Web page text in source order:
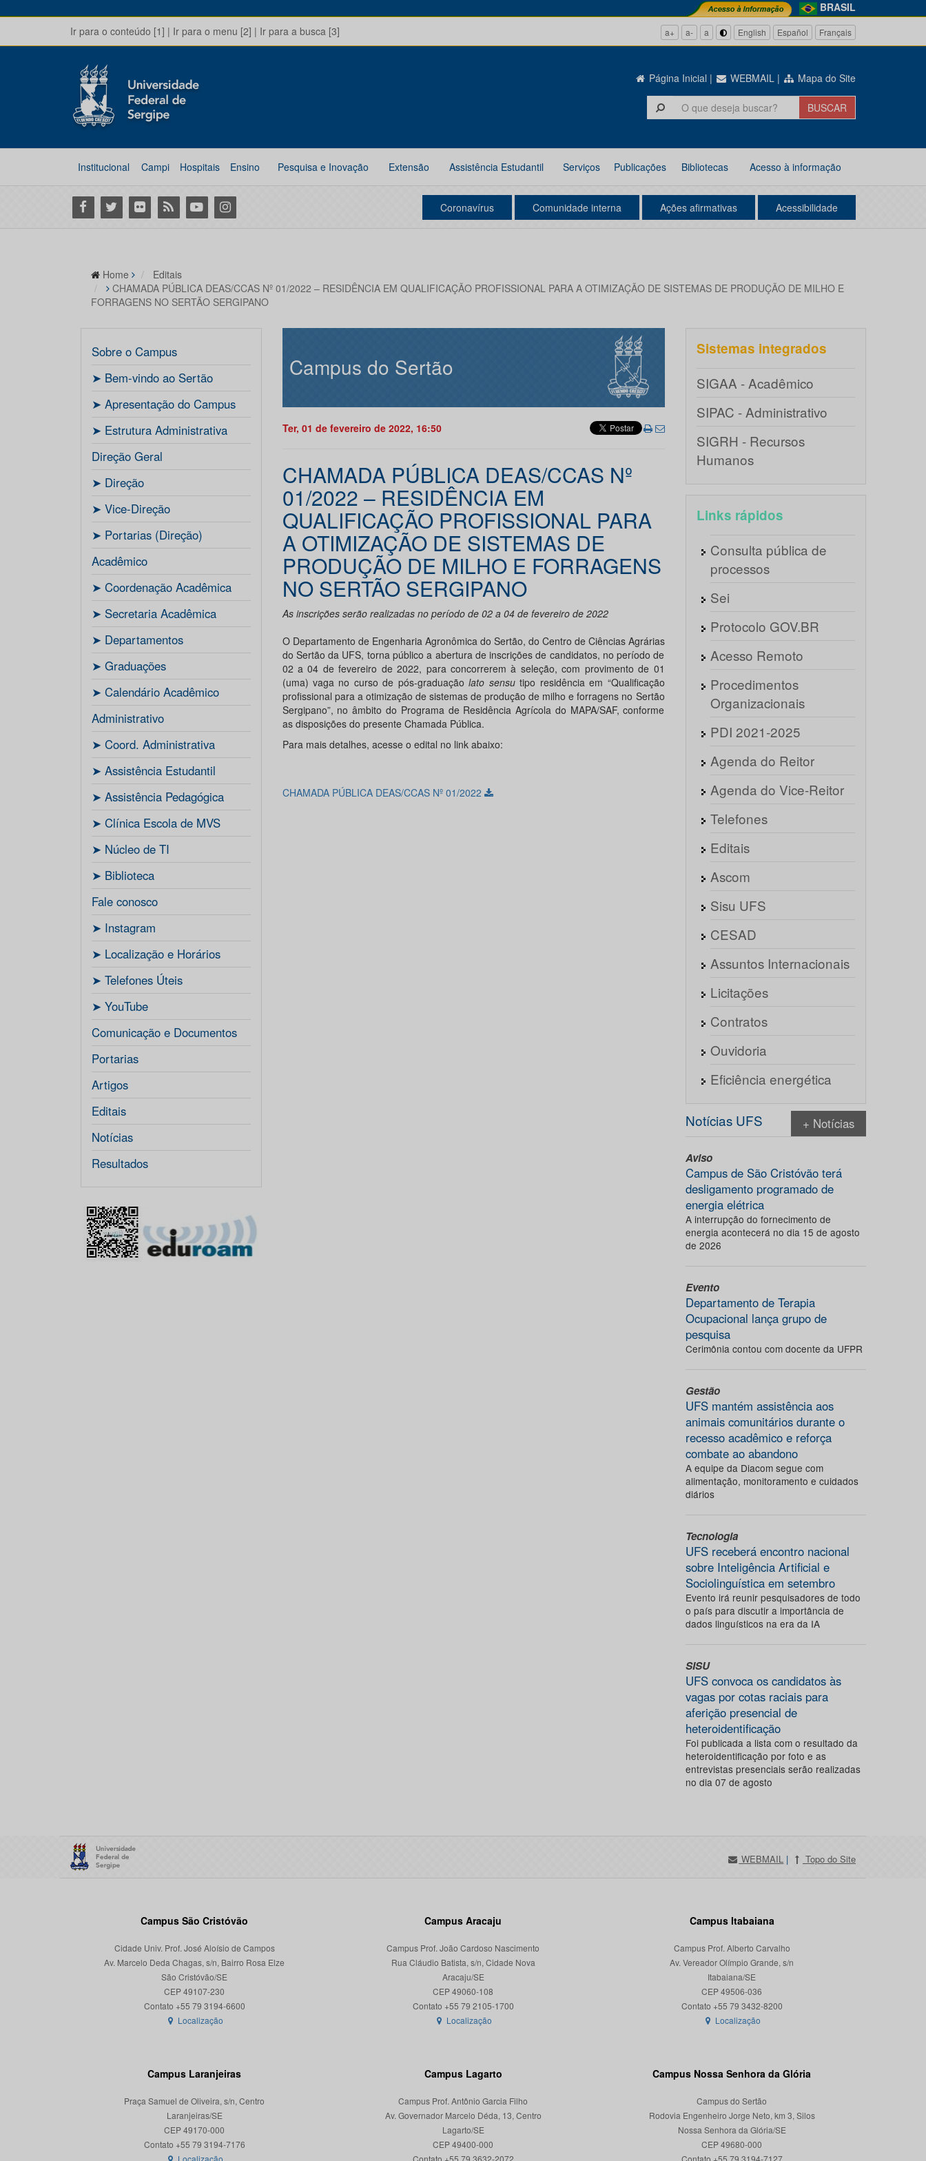
BRASIL
Ir para o conteúdo [1] | Ir para o menu [2] | Ir para a busca [3] a+ a- a English Español Français
Página Inicial | WEBMAIL | Mapa do Site
Institucional Campi Hospitais Ensino Pesquisa e Inovação Extensão Assistência Estudantil Serviços Publicações Bibliotecas Acesso à informação
Facebook
Twitter Flickr RSS YoutubeInstagram Coronavírus Comunidade interna Ações afirmativas Acessibilidade
Home
Editais
CHAMADA PÚBLICA DEAS/CCAS Nº 01/2022 – RESIDÊNCIA EM QUALIFICAÇÃO PROFISSIONAL PARA A OTIMIZAÇÃO DE SISTEMAS DE PRODUÇÃO DE MILHO E
FORRAGENS NO SERTÃO SERGIPANO
Sobre o Campus
ㅤ➤ Bem-vindo ao Sertão
ㅤ➤ Apresentação do Campus
ㅤ➤ Estrutura Administrativa
Direção Geral
ㅤ➤ Direção
ㅤ➤ Vice-Direção
ㅤ➤ Portarias (Direção)
Acadêmico
ㅤ➤ Coordenação Acadêmica
ㅤㅤ➤ Secretaria Acadêmica
ㅤ➤ Departamentos
ㅤ➤ Graduações
ㅤ➤ Calendário Acadêmico
Administrativo
ㅤ➤ Coord. Administrativa
ㅤ➤ Assistência Estudantil
ㅤ➤ Assistência Pedagógica
ㅤ➤ Clínica Escola de MVS
ㅤ➤ Núcleo de TI
ㅤ➤ Biblioteca
Fale conosco
ㅤ➤ Instagram
ㅤ➤ Localização e Horários
ㅤ➤ Telefones Úteis
ㅤ➤ YouTube
Comunicação e Documentos
Portarias
Artigos
Editais
Notícias
Resultados
Campus do Sertão
Ter, 01 de fevereiro de 2022, 16:50
CHAMADA PÚBLICA DEAS/CCAS Nº
01/2022 – RESIDÊNCIA EM
QUALIFICAÇÃO PROFISSIONAL PARA
A OTIMIZAÇÃO DE SISTEMAS DE
PRODUÇÃO DE MILHO E FORRAGENS
NO SERTÃO SERGIPANO
As inscrições serão realizadas no período de 02 a 04 de fevereiro de 2022
O Departamento de Engenharia Agronômica do Sertão, do Centro de Ciências Agrárias
do Sertão da UFS, torna público a abertura de inscrições de candidatos, no período de
02 a 04 de fevereiro de 2022, para concorrerem à seleção, com provimento de 01
(uma) vaga no curso de pós-graduaçãolato sensutipo residência em “Qualificação
profissional para a otimização de sistemas de produção de milho e forragens no Sertão
Sergipano”, no âmbito do Programa de Residência Agrícola do MAPA/SAF, conforme
as disposições do presente Chamada Pública.
Para mais detalhes, acesse o edital no link abaixo:
CHAMADA PÚBLICA DEAS/CCAS Nº 01/2022
Sistemas integrados
SIGAA - Acadêmico
SIPAC - Administrativo
SIGRH - Recursos
Humanos
Links rápidos
Consulta pública de
processos
Sei
Protocolo GOV.BR
Acesso Remoto
Procedimentos
Organizacionais
PDI 2021-2025
Agenda do Reitor
Agenda do Vice-Reitor
Telefones
Editais
Ascom
Sisu UFS
CESAD
Assuntos Internacionais
Licitações
Contratos
Ouvidoria
Eficiência energética
Notícias UFS + Notícias
Aviso
Campus de São Cristóvão terá
desligamento programado de
energia elétrica
A interrupção do fornecimento de
energia acontecerá no dia 15 de agosto
de 2026
Evento
Departamento de Terapia
Ocupacional lança grupo de
pesquisa
Cerimônia contou com docente da UFPR
Gestão
UFS mantém assistência aos
animais comunitários durante o
recesso acadêmico e reforça
combate ao abandono
A equipe da Diacom segue com
alimentação, monitoramento e cuidados
diários
Tecnologia
UFS receberá encontro nacional
sobre Inteligência Artificial e
Sociolinguística em setembro
Evento irá reunir pesquisadores de todo
o país para discutir a importância de
dados linguísticos na era da IA
SISU
UFS convoca os candidatos às
vagas por cotas raciais para
aferição presencial de
heteroidentificação
Foi publicada a lista com o resultado da
heteroidentificação por foto e as
entrevistas presenciais serão realizadas
no dia 07 de agosto
WEBMAIL | Topo do Site
Campus São Cristóvão
Cidade Univ. Prof. José Aloísio de Campos
Av. Marcelo Deda Chagas, s/n, Bairro Rosa Elze
São Cristóvão/SE
CEP 49107-230
Localização
Campus Aracaju
Campus Prof. João Cardoso Nascimento
Rua Cláudio Batista, s/n, Cidade Nova
Aracaju/SE
CEP 49060-108
Localização
Campus Itabaiana
Campus Prof. Alberto Carvalho
Av. Vereador Olímpio Grande, s/n
Itabaiana/SE
CEP 49506-036
Localização
Campus Laranjeiras
Praça Samuel de Oliveira, s/n, Centro
Laranjeiras/SE
CEP 49170-000
Localização
Campus Lagarto
Campus Prof. Antônio Garcia Filho
Av. Governador Marcelo Déda, 13, Centro
Lagarto/SE
CEP 49400-000
Campus Nossa Senhora da Glória
Campus do Sertão
Rodovia Engenheiro Jorge Neto, km 3, Silos
Nossa Senhora da Glória/SE
CEP 49680-000
Contato +55 79 3194-7127